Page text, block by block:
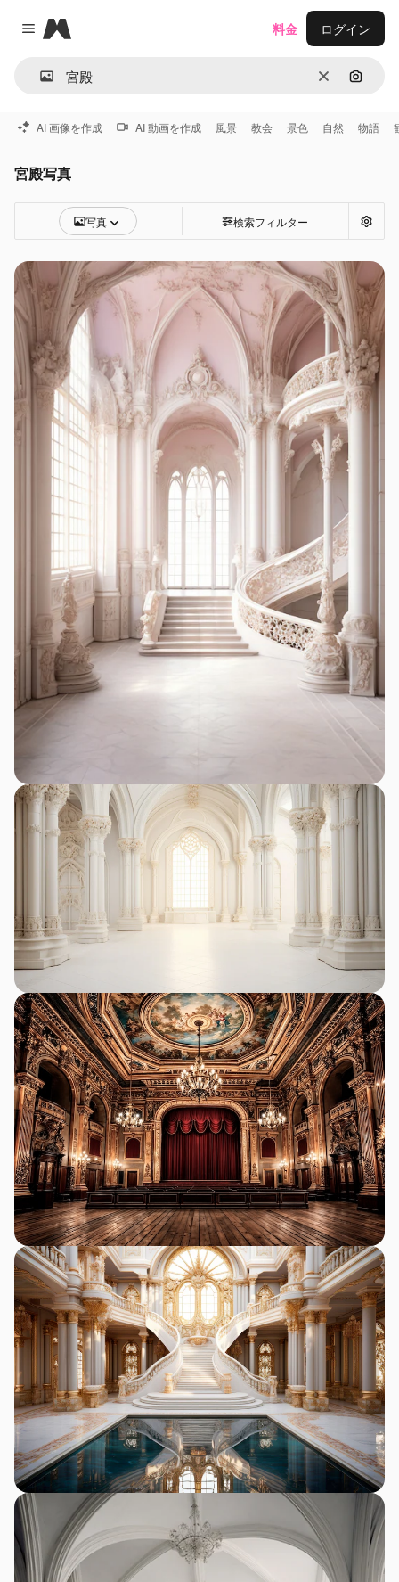
Close menu
Magnific
消去 画像で
料金 ログイン
AI 画像を作成 AI 動画を作成 風景 教会 景色 自然 物語
宮殿写真
写真 検索フィルター